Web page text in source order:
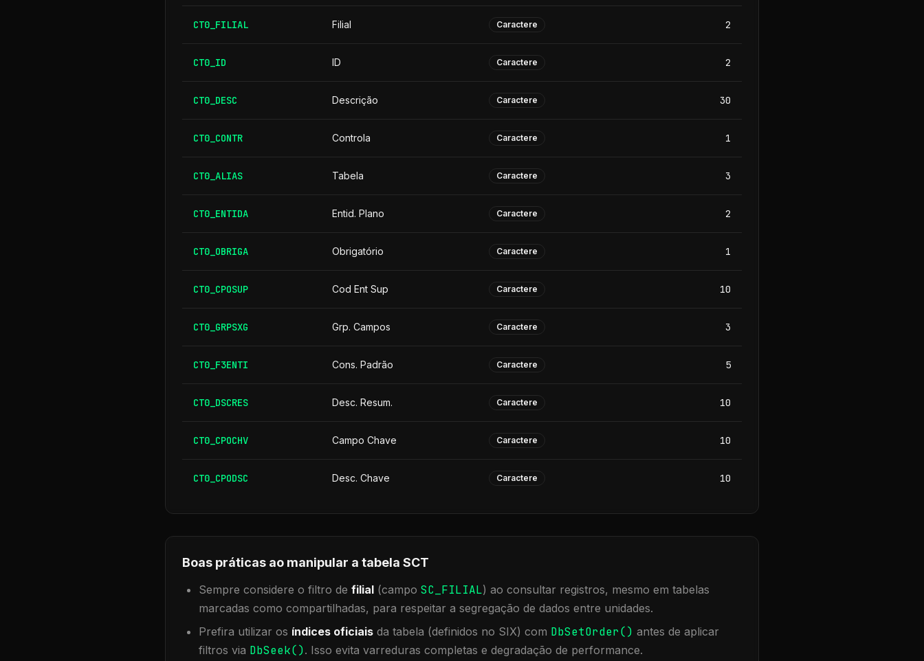
CT0_FILIAL Filial Caractere 2
CT0_ID ID Caractere 2
CT0_DESC Descrição Caractere 30
CT0_CONTR Controla Caractere 1
CT0_ALIAS Tabela Caractere 3
CT0_ENTIDA Entid. Plano Caractere 2
CT0_OBRIGA Obrigatório Caractere 1
CT0_CPOSUP Cod Ent Sup Caractere 10
CT0_GRPSXG Grp. Campos Caractere 3
CT0_F3ENTI Cons. Padrão Caractere 5
CT0_DSCRES Desc. Resum. Caractere 10
CT0_CPOCHV Campo Chave Caractere 10
CT0_CPODSC Desc. Chave Caractere 10
Boas práticas ao manipular a tabela SCT
Sempre considere o filtro de filial (campo SC_FILIAL) ao consultar registros, mesmo em tabelas
marcadas como compartilhadas, para respeitar a segregação de dados entre unidades.
Prefira utilizar os índices oficiais da tabela (definidos no SIX) com DbSetOrder() antes de aplicar
filtros via DbSeek(). Isso evita varreduras completas e degradação de performance.